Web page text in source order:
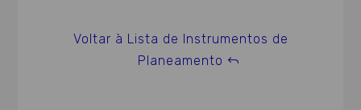
Voltar à Lista de Instrumentos de
Planeamento